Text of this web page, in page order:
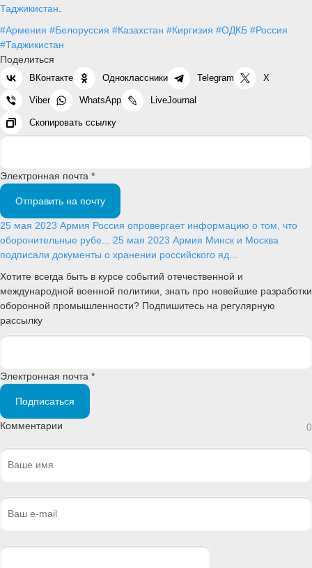
Таджикистан
#Армения #Белоруссия #Казахстан #Киргизия #ОДКБ #Россия
#Таджикистан
Поделиться
ВКонтакте Одноклассники Telegram X
Viber WhatsApp LiveJournal
Скопировать ссылку
Электронная почта *
Отправить на почту
25 мая 2023 Армия Россия опровергает информацию о том, что
оборонительные рубе... 25 мая 2023 Армия Минск и Москва
подписали документы о хранении российского яд...
Хотите всегда быть в курсе событий отечественной и
международной военной политики, знать про новейшие разработки
оборонной промышленности? Подпишитесь на регулярную
рассылку
Электронная почта *
Подписаться
Комментарии 0